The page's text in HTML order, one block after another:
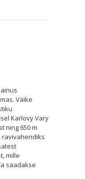
Väike
Karlovy Vary
ning 650 m
ravivahendiks
mille
saadakse